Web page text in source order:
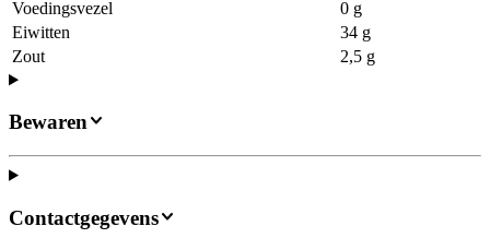
Voedingsvezel
0 g
Eiwitten
34 g
Zout
2,5 g
Bewaren
Contactgegevens